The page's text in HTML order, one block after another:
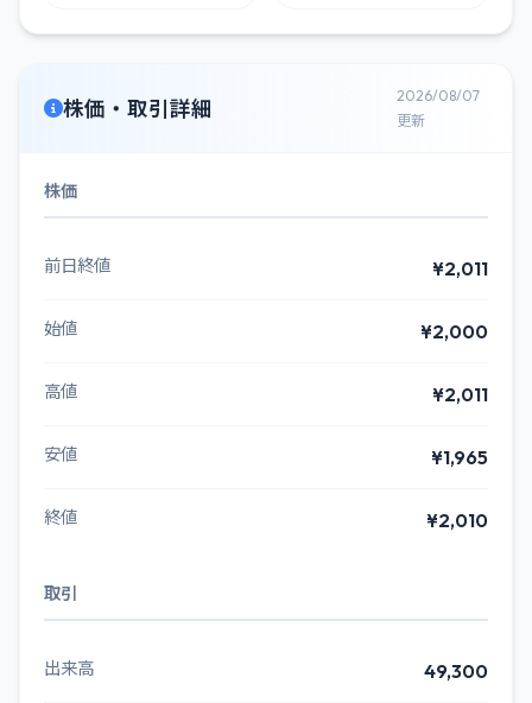
株価・取引詳細
2026/08/07
更新
株価
前日終値 ¥2,011
始値 ¥2,000
高値 ¥2,011
安値 ¥1,965
終値 ¥2,010
取引
出来高 49,300